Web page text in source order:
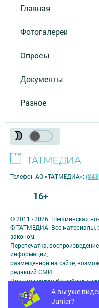
Главная
Фотогалереи
Опросы
Документы
Разное
А вы уже
Junior?
© 2011 - 2026. Шешминская
© ТАТМЕДИА. Все материалы,
законом.
Перепечатка,
информации,
размещенной на сайте,
редакций СМИ.
При поддержке
коммуникациям.
Наименование СМИ:
Телефон АО «ТАТМЕДИА»:
16+